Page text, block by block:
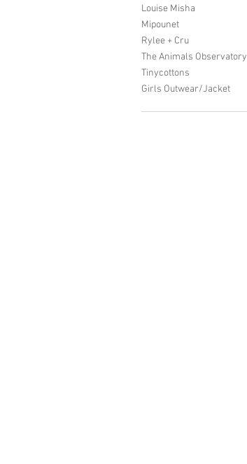
Louise Misha
Mipounet
Rylee + Cru
The Animals Observatory
Tinycottons
Girls Outwear/Jacket